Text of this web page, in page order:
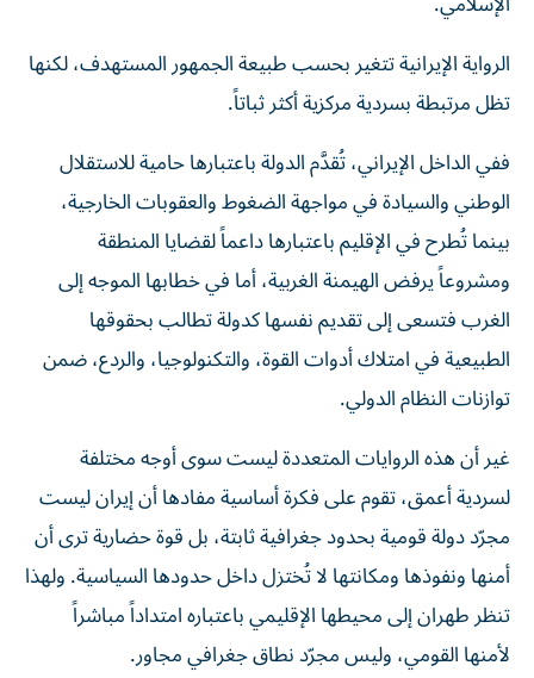
الرواية الإيرانية تتغير بحسب طبيعة الجمهور المستهدف، لكنها
تظل مرتبطة بسردية مركزية أكثر ثباتاً.
ففي الداخل الإيراني، تُقدَّم الدولة باعتبارها حامية للاستقلال
الوطني والسيادة في مواجهة الضغوط والعقوبات الخارجية،
بينما تُطرح في الإقليم باعتبارها داعماً لقضايا المنطقة
ومشروعاً يرفض الهيمنة الغربية، أما في خطابها الموجه إلى
الغرب فتسعى إلى تقديم نفسها كدولة تطالب بحقوقها
الطبيعية في امتلاك أدوات القوة، والتكنولوجيا، والردع، ضمن
توازنات النظام الدولي.
غير أن هذه الروايات المتعددة ليست سوى أوجه مختلفة
لسردية أعمق، تقوم على فكرة أساسية مفادها أن إيران ليست
مجرّد دولة قومية بحدود جغرافية ثابتة، بل قوة حضارية ترى أن
أمنها ونفوذها ومكانتها لا تُختزل داخل حدودها السياسية. ولهذا
تنظر طهران إلى محيطها الإقليمي باعتباره امتداداً مباشراً
لأمنها القومي، وليس مجرّد نطاق جغرافي مجاور.